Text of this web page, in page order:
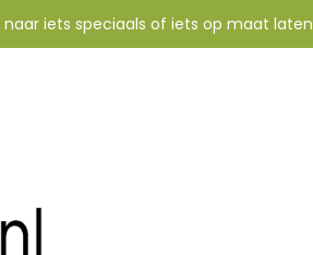
iets speciaals of iets op maat